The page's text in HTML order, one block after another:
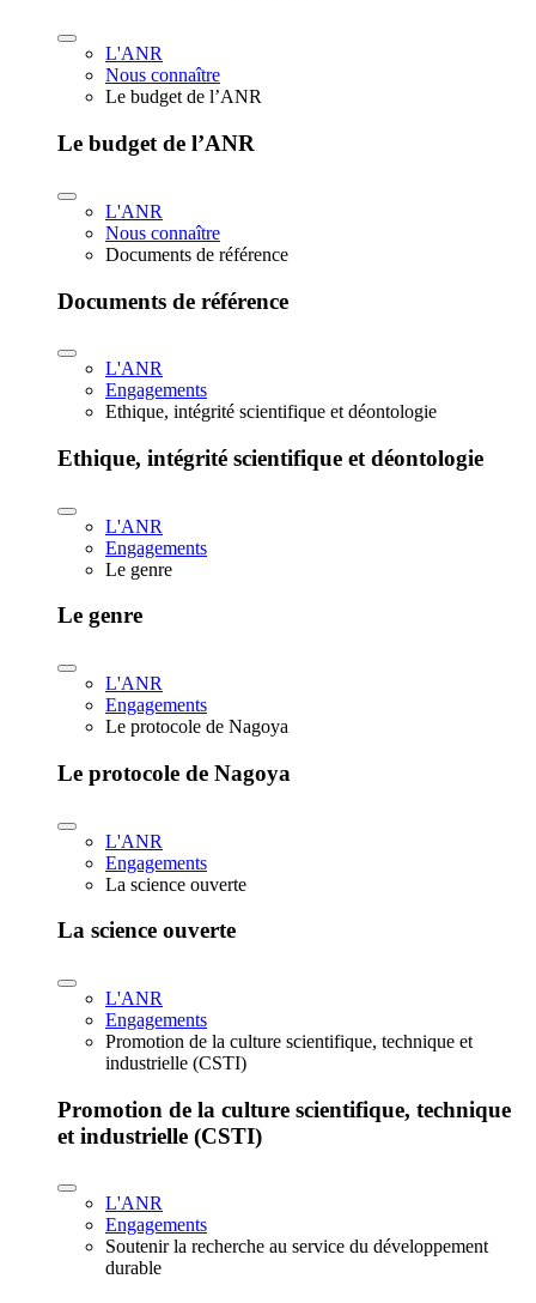
L'ANR
Nous connaître
Le budget de l’ANR
Le budget de l’ANR
L'ANR
Nous connaître
Documents de référence
Documents de référence
L'ANR
Engagements
Ethique, intégrité scientifique et déontologie
Ethique, intégrité scientifique et déontologie
L'ANR
Engagements
Le genre
Le genre
L'ANR
Engagements
Le protocole de Nagoya
Le protocole de Nagoya
L'ANR
Engagements
La science ouverte
La science ouverte
L'ANR
Engagements
Promotion de la culture scientifique, technique et
industrielle (CSTI)
Promotion de la culture scientifique, technique
et industrielle (CSTI)
L'ANR
Engagements
Soutenir la recherche au service du développement
durable